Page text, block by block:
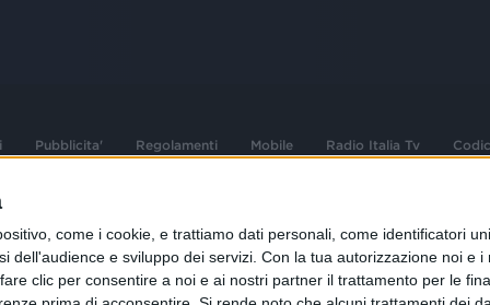
come i cookie, e trattiamo dati personali, come identificatori
dell'audience e sviluppo dei servizi. Con la tua autorizzazione noi e
clic per consentire a noi e ai nostri partner il trattamento per le
Pubblicita' Regolamenti Mobile Radio Italia Tv
e dei diritti
Sede Amministrativa: Viale Europa 49, 20093
02 25444220
Sede Legale: Via Savona 97, 20144 Milano